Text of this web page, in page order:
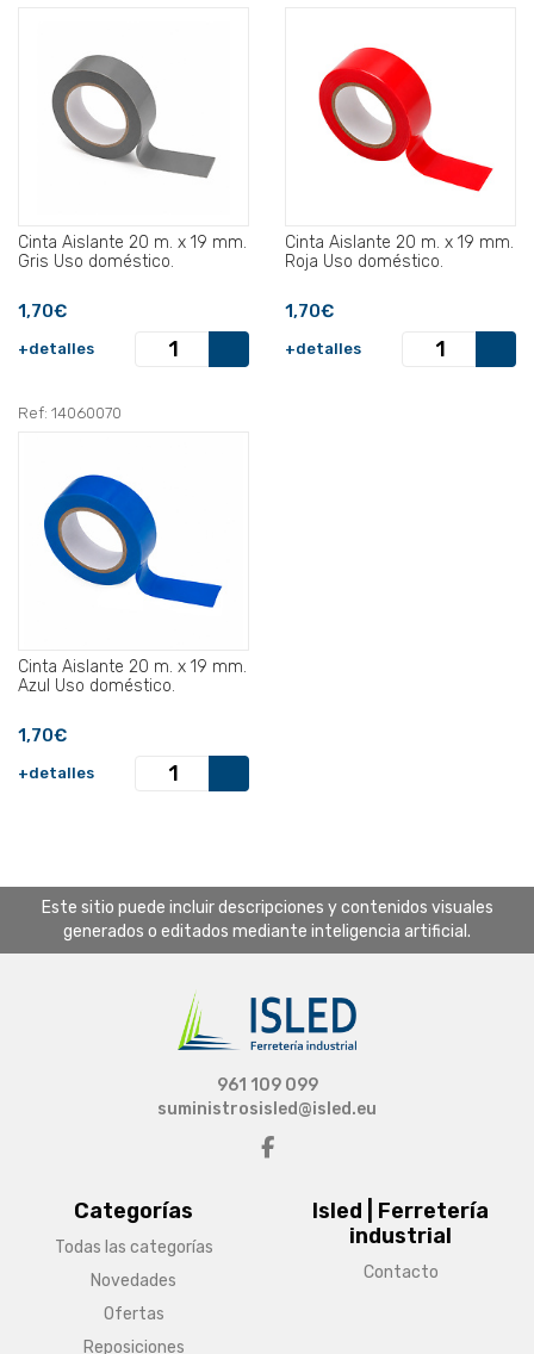
Cinta Aislante 20 m. x 19 mm.
Gris Uso doméstico.
1,70€
+detalles
Cinta Aislante 20 m. x 19 mm.
Roja Uso doméstico.
1,70€
+detalles
Ref: 14060070
Cinta Aislante 20 m. x 19 mm.
Azul Uso doméstico.
1,70€
+detalles
Este sitio puede incluir descripciones y contenidos visuales
generados o editados mediante inteligencia artificial.
Categorías
Todas las categorías
Novedades
Ofertas
Reposiciones
Isled | Ferretería
industrial
Contacto
961 109 099
suministrosisled@isled.eu